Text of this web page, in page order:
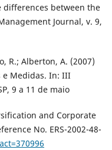
differences between the
Journal, v. 9,
R.; Alberton, A. (2007)
e Medidas. In: III
9 a 11 de maio
and Corporate
No. ERS-2002-48-